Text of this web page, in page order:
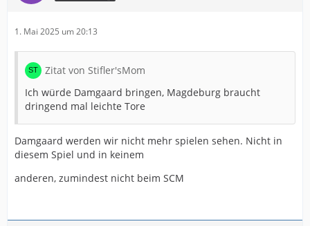
1. Mai 2025 um 20:13
Zitat von Stifler'sMom
Ich würde Damgaard bringen, Magdeburg braucht
dringend mal leichte Tore
Damgaard werden wir nicht mehr spielen sehen. Nicht in
diesem Spiel und in keinem
anderen, zumindest nicht beim SCM